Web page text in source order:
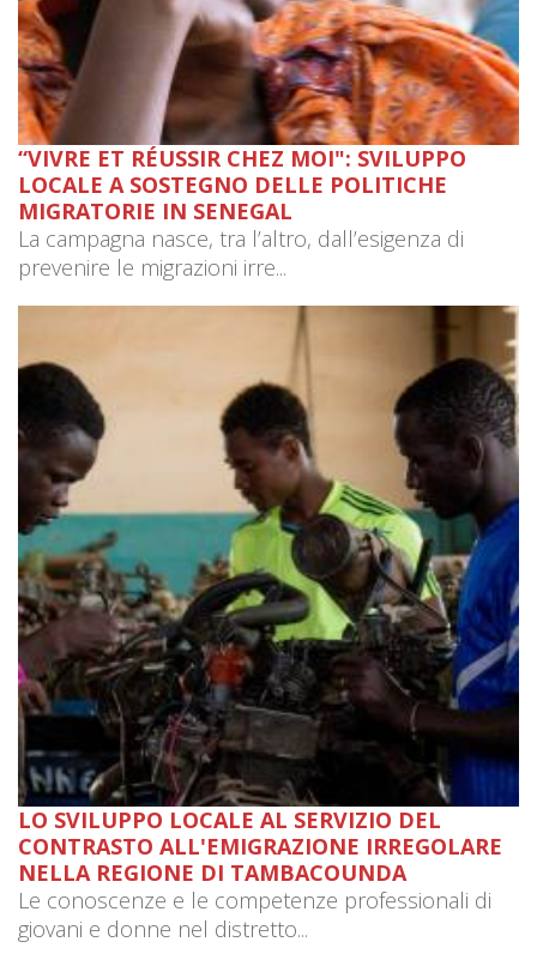
“VIVRE ET RÉUSSIR CHEZ MOI": SVILUPPO
LOCALE A SOSTEGNO DELLE POLITICHE
MIGRATORIE IN SENEGAL
La campagna nasce, tra l’altro, dall’esigenza di
prevenire le migrazioni irre...
LO SVILUPPO LOCALE AL SERVIZIO DEL
CONTRASTO ALL'EMIGRAZIONE IRREGOLARE
NELLA REGIONE DI TAMBACOUNDA
Le conoscenze e le competenze professionali di
giovani e donne nel distretto...